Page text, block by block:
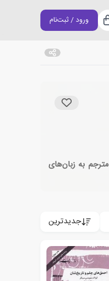
سبد خرید
ورود / ثبت‌نام
و مترجم به زبان‌های
جدیدترین